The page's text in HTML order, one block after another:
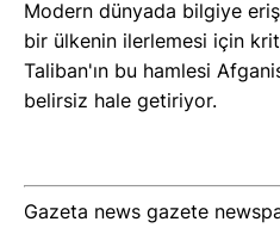
Modern dünyada bilgiye
bir ülkenin ilerlemesi için
Taliban'ın bu hamlesi
belirsiz hale getiriyor.
Gazeta news gazete